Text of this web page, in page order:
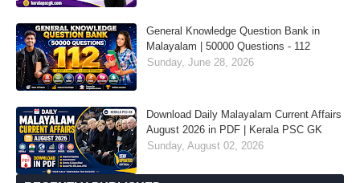
General Knowledge Question Bank in
Malayalam | 50000 Questions - 112
Sunday, June 28, 2026
Download Daily Malayalam Current Affairs
August 2026 in PDF | Kerala PSC GK
Sunday, August 02, 2026